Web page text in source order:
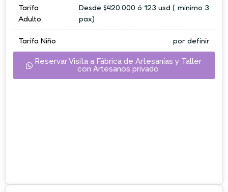
Tarifa
Adulto
Desde $420.000 ó 123 usd ( minimo 3
pax)
Tarifa Niño por definir
Reservar Visita a Fábrica de Artesanías y Taller
con Artesanos privado